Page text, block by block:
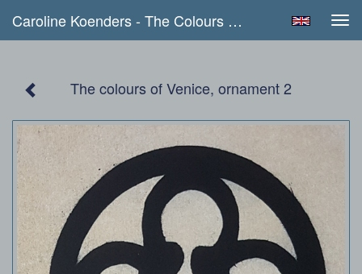
Caroline Koenders - The Colours Of Venice, Ornament 2
The colours of Venice, ornament 2